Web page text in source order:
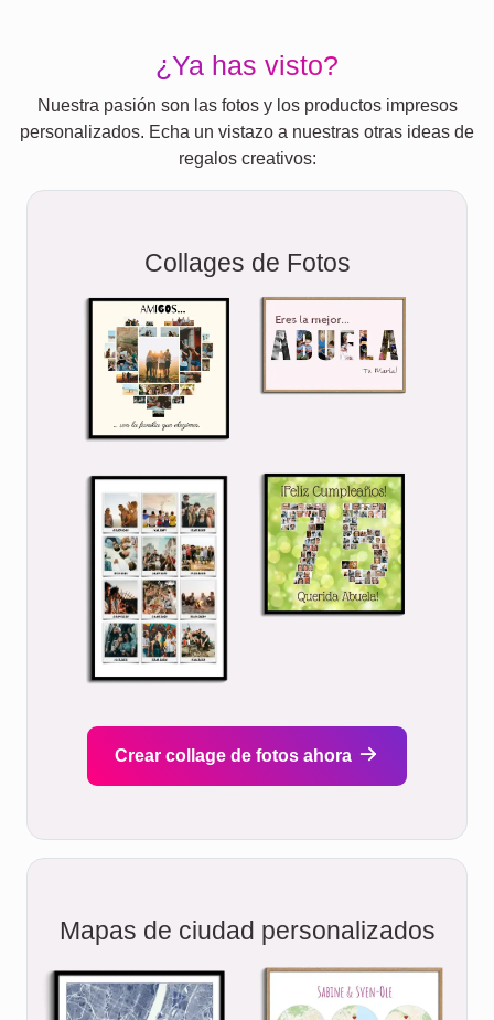
¿Ya has visto?
Nuestra pasión son las fotos y los productos impresos
personalizados. Echa un vistazo a nuestras otras ideas de
regalos creativos:
Collages de Fotos
Crear collage de fotos ahora
Mapas de ciudad personalizados